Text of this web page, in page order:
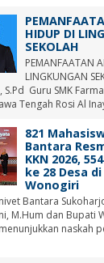
HIDUP DI
SEKOLAH
PEMANFAATAN
LINGKUNGAN
S.Pd Guru SMK
Tengah Rosi Al
821
Bantara
KKN 2026,
ke 28 Desa
Wonogiri
Bantara
M.Hum dan Bupati
naskah